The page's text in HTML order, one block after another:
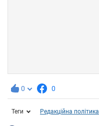
0 0
Теги Редакційна політика